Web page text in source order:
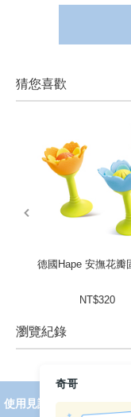
猜您喜歡
德國Hape 安撫花瓣
NT$320
瀏覽紀錄
prev
使用見證
奇哥